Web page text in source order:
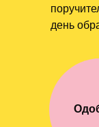
день